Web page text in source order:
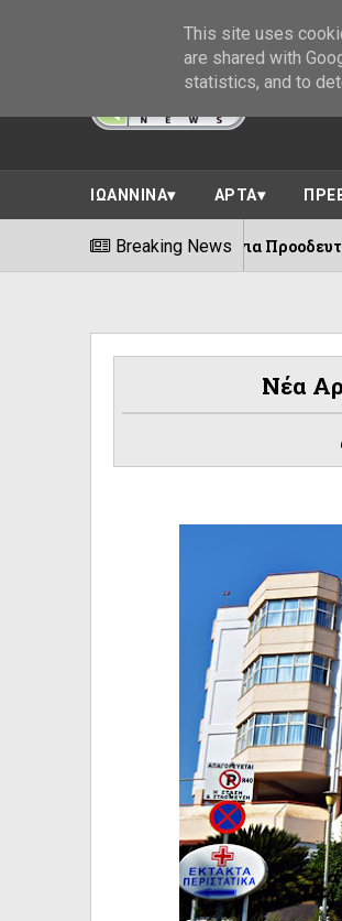
ΙΩΑΝΝΙΝΑ ΑΡΤΑ
Breaking News
100 χρόνια Προοδευτική Ένωση
Νέα
This site uses
are shared with
statistics, and to